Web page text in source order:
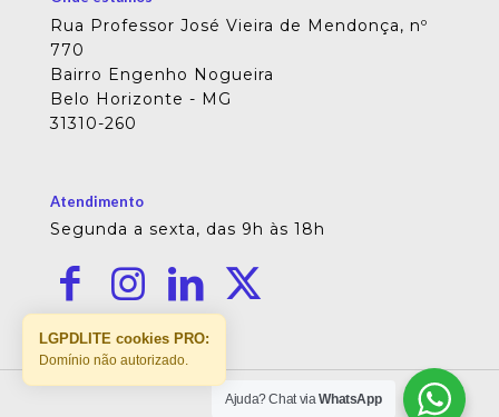
Rua Professor José Vieira de Mendonça, nº
770
Bairro Engenho Nogueira
Belo Horizonte - MG
31310-260
Atendimento
Segunda a sexta, das 9h às 18h
Ajuda? Chat viaWhatsApp
LGPDLITE cookies PRO:
Domínio não autorizado.